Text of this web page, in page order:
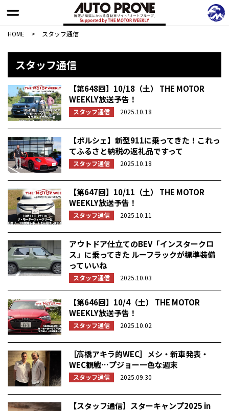
HOME > スタッフ通信
スタッフ通信
【第648回】10/18（土） THE MOTOR
WEEKLY放送予告！
スタッフ通信 2025.10.18
【ポルシェ】新型911に乗ってきた！これっ
てふるさと納税の返礼品ですって
スタッフ通信 2025.10.18
【第647回】10/11（土） THE MOTOR
WEEKLY放送予告！
スタッフ通信 2025.10.11
アウトドア仕立てのBEV「インスタークロ
ス」に乗ってきた ルーフラックが標準装備
っていいね
スタッフ通信 2025.10.03
【第646回】10/4（土） THE MOTOR
WEEKLY放送予告！
スタッフ通信 2025.10.02
［高橋アキラ的WEC］メシ・新車発表・
WEC観戦…プジョー一色な週末
スタッフ通信 2025.09.30
【スタッフ通信】スターキャンプ2025 in